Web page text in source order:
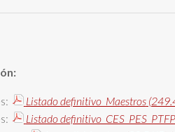
Listado definitivo_Maestros
Listado definitivo_CES_PES_PTFP